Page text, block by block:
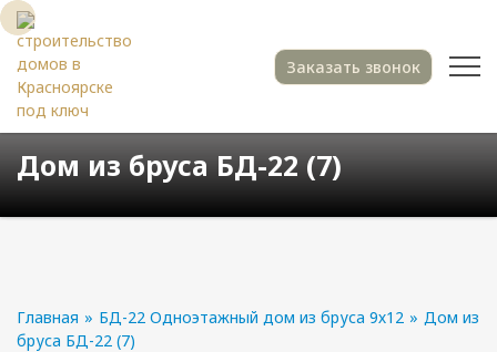
Заказать звонок
Дом из бруса БД-22 (7)
Главная » БД-22 Одноэтажный дом из бруса 9х12 » Дом из
бруса БД-22 (7)